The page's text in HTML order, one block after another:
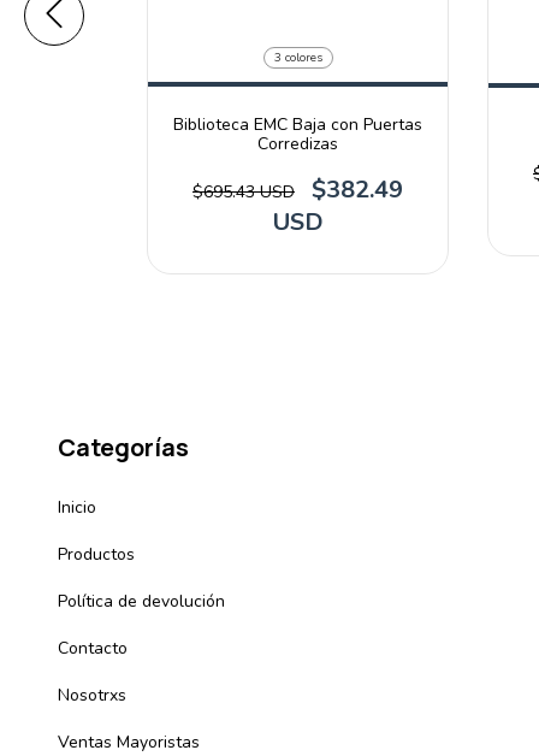
3 colores
Biblioteca EMC Baja con Puertas
Corredizas
$695.43 USD
$382.49
USD
Categorías
Inicio
Productos
Política de devolución
Contacto
Nosotrxs
Ventas Mayoristas